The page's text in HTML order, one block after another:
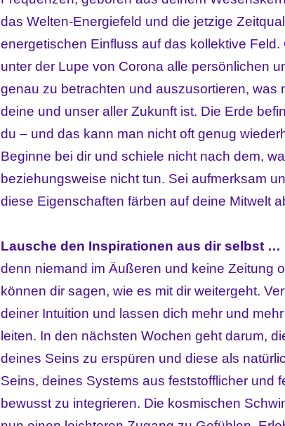
das Welten-Energiefeld und die jetzige
energetischen Einfluss auf das kollektive Feld.
unter der Lupe von Corona alle persönlichen
genau zu betrachten und auszusortieren, was
deine und unser aller Zukunft ist. Die Erde
du – und das kann man nicht oft genug
Beginne bei dir und schiele nicht nach dem,
beziehungsweise nicht tun. Sei aufmerksam
diese Eigenschaften färben auf deine Mitwelt
Lausche den Inspirationen aus dir selbst …
denn niemand im Äußeren und keine Zeitung
können dir sagen, wie es mit dir weitergeht.
deiner Intuition und lassen dich mehr und
leiten. In den nächsten Wochen geht darum,
deines Seins zu erspüren und diese als
Seins, deines Systems aus feststofflicher und
bewusst zu integrieren. Die kosmischen